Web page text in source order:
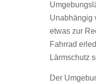
Unabhängig
etwas zur
Fahrrad
Lärmschutz
Der